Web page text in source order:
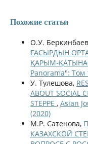
Похожие статьи
О.У.
ҒАСЫРДЫҢ
ҚАРЫМ-
Panorama": Том
У. Тулешова,
ABOUT SOCIAL
STEPPE , Asian
(2020)
М.Р. Сатенова,
КАЗАХСКОЙ